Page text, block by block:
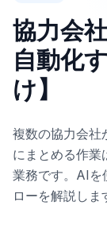
協力会
自動化
け】
複数の協力会社
にまとめる作業
業務です。AIを
ローを解説しま